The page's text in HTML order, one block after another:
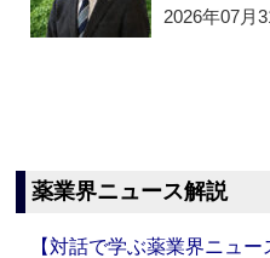
2026年07月
薬業界ニュース解説
【対話で学ぶ薬業界ニュ